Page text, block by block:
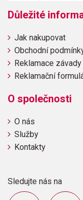
Důležité
Jak nakupovat
Obchodní
Reklamace
Reklamační
O společnosti
O nás
Služby
Kontakty
Sledujte nás na